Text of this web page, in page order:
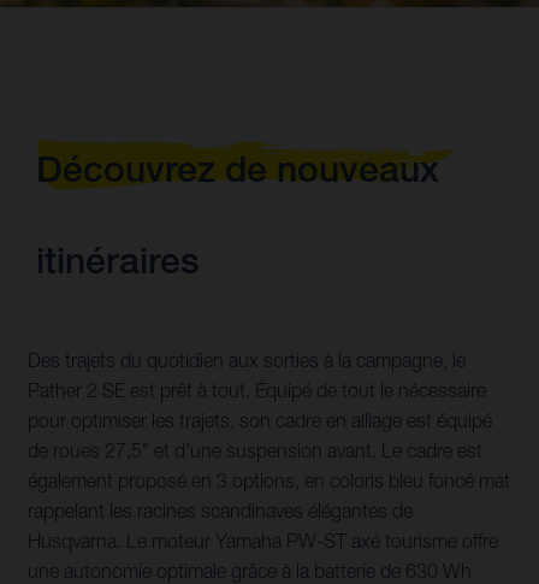
Découvrez de nouveaux
itinéraires
Des trajets du quotidien aux sorties à la campagne, le
Pather 2 SE est prêt à tout. Équipé de tout le nécessaire
pour optimiser les trajets, son cadre en alliage est équipé
de roues 27,5" et d'une suspension avant. Le cadre est
également proposé en 3 options, en coloris bleu foncé mat
rappelant les racines scandinaves élégantes de
Husqvarna. Le moteur Yamaha PW-ST axé tourisme offre
une autonomie optimale grâce à la batterie de 630 Wh